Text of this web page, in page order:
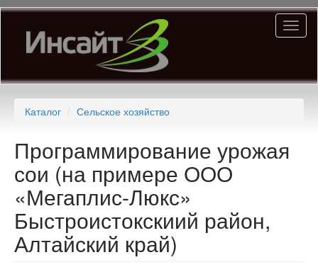
Перейти
основному
содержанию
Каталог Сельское хозяйство
Программирование урожая
сои (на примере ООО
«Мегаплис-Люкс»
Быстроистокскиий район,
Алтайский край)